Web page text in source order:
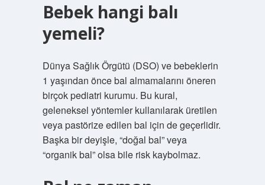
Bebek hangi balı
yemeli?
Dünya Sağlık Örgütü (DSO) ve bebeklerin
1 yaşından önce bal almamalarını öneren
birçok pediatri kurumu. Bu kural,
geleneksel yöntemler kullanılarak üretilen
veya pastörize edilen bal için de geçerlidir.
Başka bir deyişle, “doğal bal” veya
“organik bal” olsa bile risk kaybolmaz.